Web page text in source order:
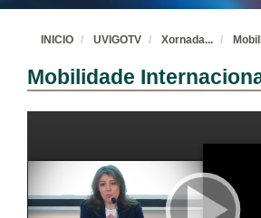
INICIO UVIGOTV Xornada...
Mobilidade